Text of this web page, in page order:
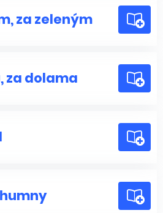
za zeleným
za dolama